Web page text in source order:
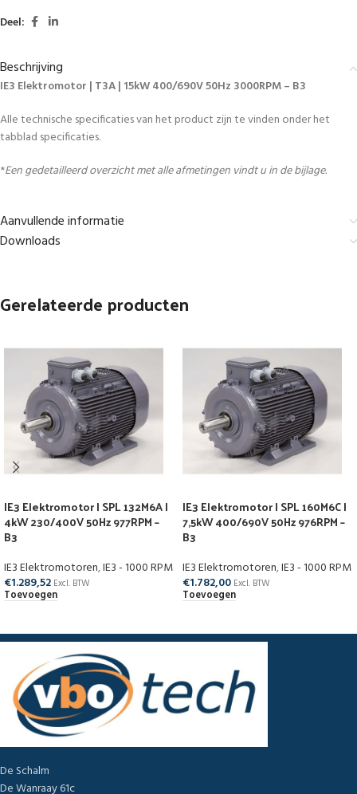
Deel:
Beschrijving
IE3 Elektromotor | T3A | 15kW 400/690V 50Hz 3000RPM – B3
Alle technische specificaties van het product zijn te vinden onder het
tabblad specificaties.
*Een gedetailleerd overzicht met alle afmetingen vindt u in de bijlage.
Aanvullende informatie
Downloads
Gerelateerde producten
IE3 Elektromotor | SPL 132M6A |
4kW 230/400V 50Hz 977RPM –
B3
IE3 Elektromotoren,IE3 - 1000 RPM
€1.289,52 Excl. BTW
Toevoegen
IE3 Elektromotor | SPL 160M6C |
7,5kW 400/690V 50Hz 976RPM –
B3
IE3 Elektromotoren,IE3 - 1000 RPM
€1.782,00 Excl. BTW
Toevoegen
De Schalm
De Wanraay 61c